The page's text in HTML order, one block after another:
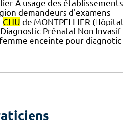
A usage des établissements
demandeurs d'examens
CHU de MONTPELLIER (Hôpital
Prénatal Non Invasif
enceinte pour diagnotic